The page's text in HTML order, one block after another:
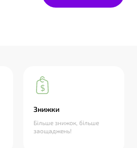
Знижки
Більше знижок, більше
заощаджень!